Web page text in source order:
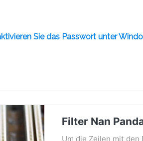
Sie das Passwort unter
Filter Nan
Um die Zeilen mit den